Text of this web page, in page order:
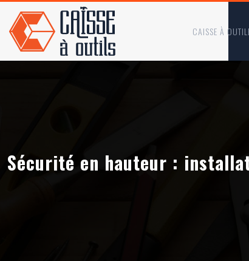
CAISSE À
Sécurité en hauteur :